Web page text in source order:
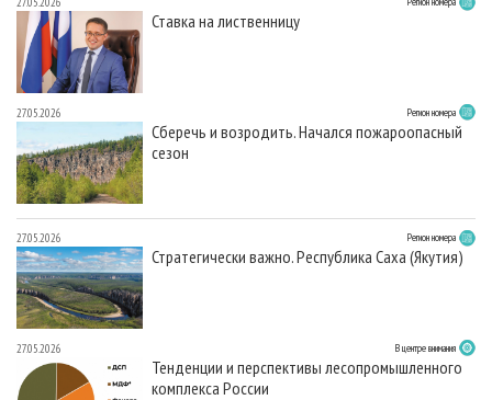
Ставка на лиственницу
27.05.2026 Регион номера
Сберечь и возродить. Начался пожароопасный
сезон
27.05.2026 Регион номера
Стратегически важно. Республика Саха (Якутия)
27.05.2026 В центре внимания
Тенденции и перспективы лесопромышленного
комплекса России